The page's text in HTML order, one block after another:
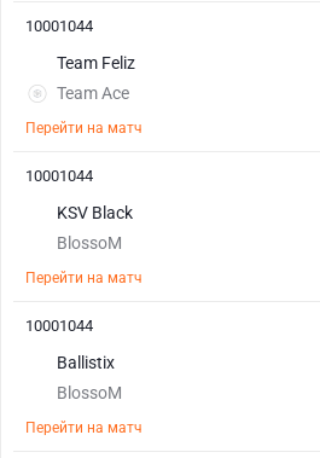
Team Feliz
Team Ace
Перейти на матч
10001044
KSV Black
BlossoM
Перейти на матч
10001044
Ballistix
BlossoM
Перейти на матч
10001044